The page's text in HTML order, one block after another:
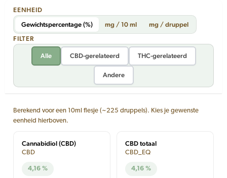
EENHEID
Gewichtspercentage (%)
mg / 10 ml
mg / druppel
FILTER
Alle CBD-gerelateerd THC-gerelateerd
Andere
Berekend voor een 10ml flesje (~225 druppels). Kies je gewenste
eenheid hierboven.
Cannabidiol (CBD)
CBD
4,16 %
CBD totaal
CBD_EQ
4,16 %